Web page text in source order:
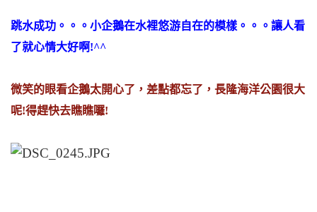
跳水成功。。。小企鵝在水裡悠游自在的模樣。。。讓人看
了就心情大好啊!^^
微笑的眼看企鵝太開心了，差點都忘了，長隆海洋公園很大
呢!得趕快去瞧瞧囉!